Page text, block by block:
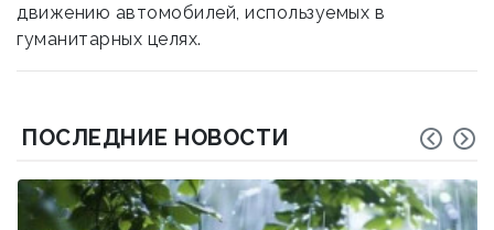
движению автомобилей, используемых в
гуманитарных целях.
ПОСЛЕДНИЕ НОВОСТИ